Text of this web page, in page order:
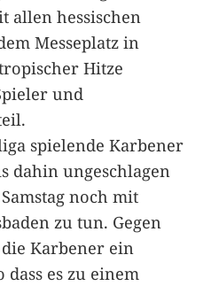
allen hessischen
Messeplatz in
Hitze
und
spielende Karbener
dahin ungeschlagen
noch mit
zu tun. Gegen
Karbener ein
dass es zu einem